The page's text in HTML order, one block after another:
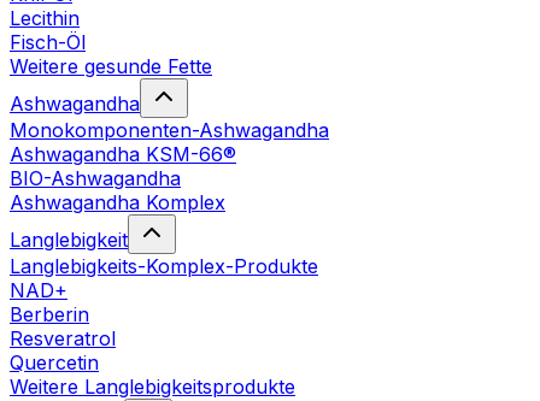
Lecithin
Fisch-Öl
Weitere gesunde Fette
Ashwagandha
Monokomponenten-Ashwagandha
Ashwagandha KSM-66®
BIO-Ashwagandha
Ashwagandha Komplex
Langlebigkeit
Langlebigkeits-Komplex-Produkte
NAD+
Berberin
Resveratrol
Quercetin
Weitere Langlebigkeitsprodukte